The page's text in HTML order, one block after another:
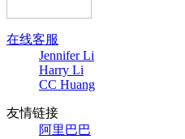
在线客服
Jennifer Li
Harry Li
CC Huang
友情链接
阿里巴巴